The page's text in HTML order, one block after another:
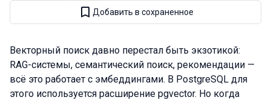
Добавить в сохраненное
Векторный поиск давно перестал быть экзотикой:
RAG-системы, семантический поиск, рекомендации —
всё это работает с эмбеддингами. В PostgreSQL для
этого используется расширение pgvector. Но когда